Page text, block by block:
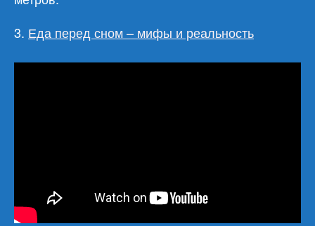
3. Еда перед сном – мифы и реальность